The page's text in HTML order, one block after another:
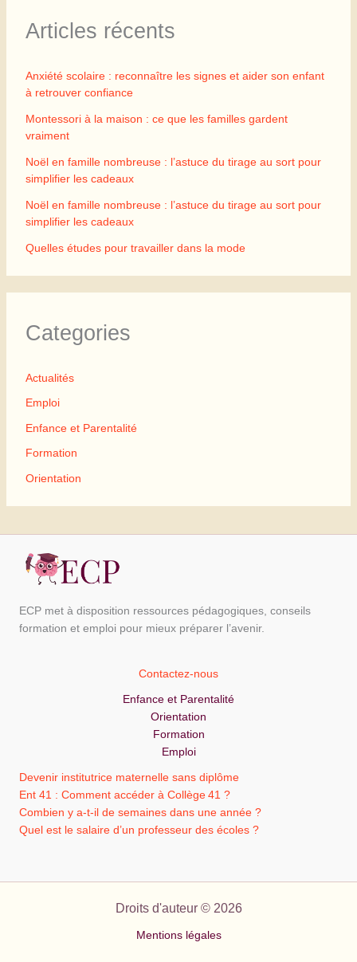
Articles récents
Anxiété scolaire : reconnaître les signes et aider son enfant
à retrouver confiance
Montessori à la maison : ce que les familles gardent
vraiment
Noël en famille nombreuse : l’astuce du tirage au sort pour
simplifier les cadeaux
Noël en famille nombreuse : l’astuce du tirage au sort pour
simplifier les cadeaux
Quelles études pour travailler dans la mode
Categories
Actualités
Emploi
Enfance et Parentalité
Formation
Orientation
ECP met à disposition ressources pédagogiques, conseils
formation et emploi pour mieux préparer l’avenir.
Contactez-nous
Enfance et Parentalité
Orientation
Formation
Emploi
Devenir institutrice maternelle sans diplôme
Ent 41 : Comment accéder à Collège 41 ?
Combien y a-t-il de semaines dans une année ?
Quel est le salaire d’un professeur des écoles ?
Droits d'auteur © 2026
Mentions légales